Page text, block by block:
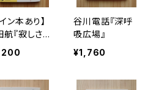
イン本あり】
航『寂しさで
殺せない最
うさぎ』
谷川電話『深呼
吸広場』
¥1,760